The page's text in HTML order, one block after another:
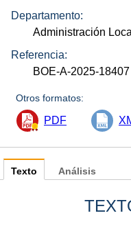
Departamento:
Administración Local
Referencia:
BOE-A-2025-18407
Otros formatos:
PDF
Texto Análisis